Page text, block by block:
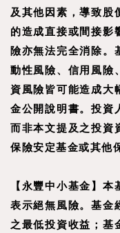
及其他因素，導致股
的造成直接或間接影
險亦無法完全消除。
動性風險、信用風險
資風險皆可能造成大
金公開說明書。投資
而非本文提及之投資
保險安定基金或其他
【永豐中小基金 】 本
表示絕無風險。基金
之最低投資收益；基